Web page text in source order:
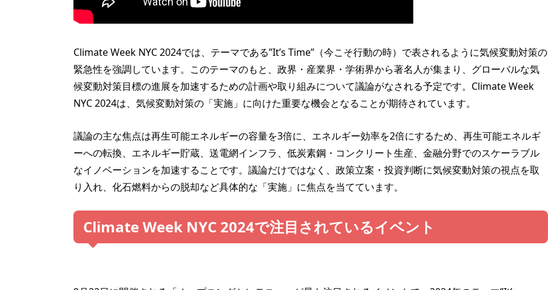
Climate Week NYC 2024では、テーマである”It’s Time”（今こそ行動の時）で表されるように気候変動対策の
緊急性を強調しています。このテーマのもと、政界・産業界・学術界から著名人が集まり、グローバルな気
候変動対策目標の進展を加速するための計画や取り組みについて議論がなされる予定です。Climate Week
NYC 2024は、気候変動対策の「実施」に向けた重要な機会となることが期待されています。
議論の主な焦点は再生可能エネルギーの容量を3倍に、エネルギー効率を2倍にするため、再生可能エネルギ
ーへの転換、エネルギー貯蔵、送電網インフラ、低炭素鋼・コンクリート生産、金融分野でのスケーラブル
なイノベーションを加速することです。議論だけではなく、政策立案・投資判断に気候変動対策の視点を取
り入れ、化石燃料からの脱却など具体的な「実施」に焦点を当てています。
Climate Week NYC 2024で注目されているイベント